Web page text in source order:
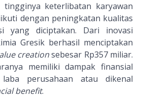
keterlibatan karyawan
dengan peningkatan kualitas
yang diciptakan. Dari inovasi
Gresik berhasil menciptakan
creationsebesar Rp357 miliar.
memiliki dampak finansial
perusahaan atau dikenal
benefit.